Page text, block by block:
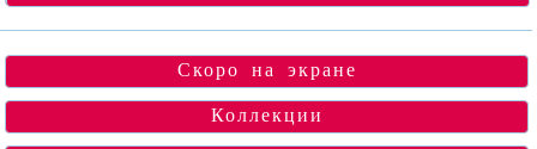
Скоро на экране
Коллекции